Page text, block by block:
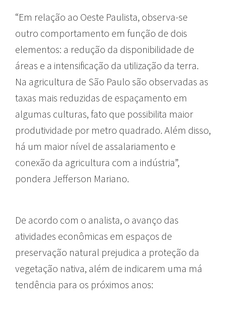
“Em relação ao Oeste Paulista, observa-se
outro comportamento em função de dois
elementos: a redução da disponibilidade de
áreas e a intensificação da utilização da terra.
Na agricultura de São Paulo são observadas as
taxas mais reduzidas de espaçamento em
algumas culturas, fato que possibilita maior
produtividade por metro quadrado. Além disso,
há um maior nível de assalariamento e
conexão da agricultura com a indústria”,
pondera Jefferson Mariano.
De acordo com o analista, o avanço das
atividades econômicas em espaços de
preservação natural prejudica a proteção da
vegetação nativa, além de indicarem uma má
tendência para os próximos anos: